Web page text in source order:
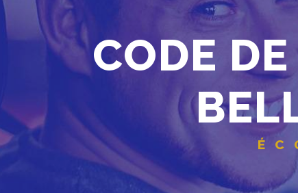
CODE DE LA SÉCURITÉ ROUTIÈRE